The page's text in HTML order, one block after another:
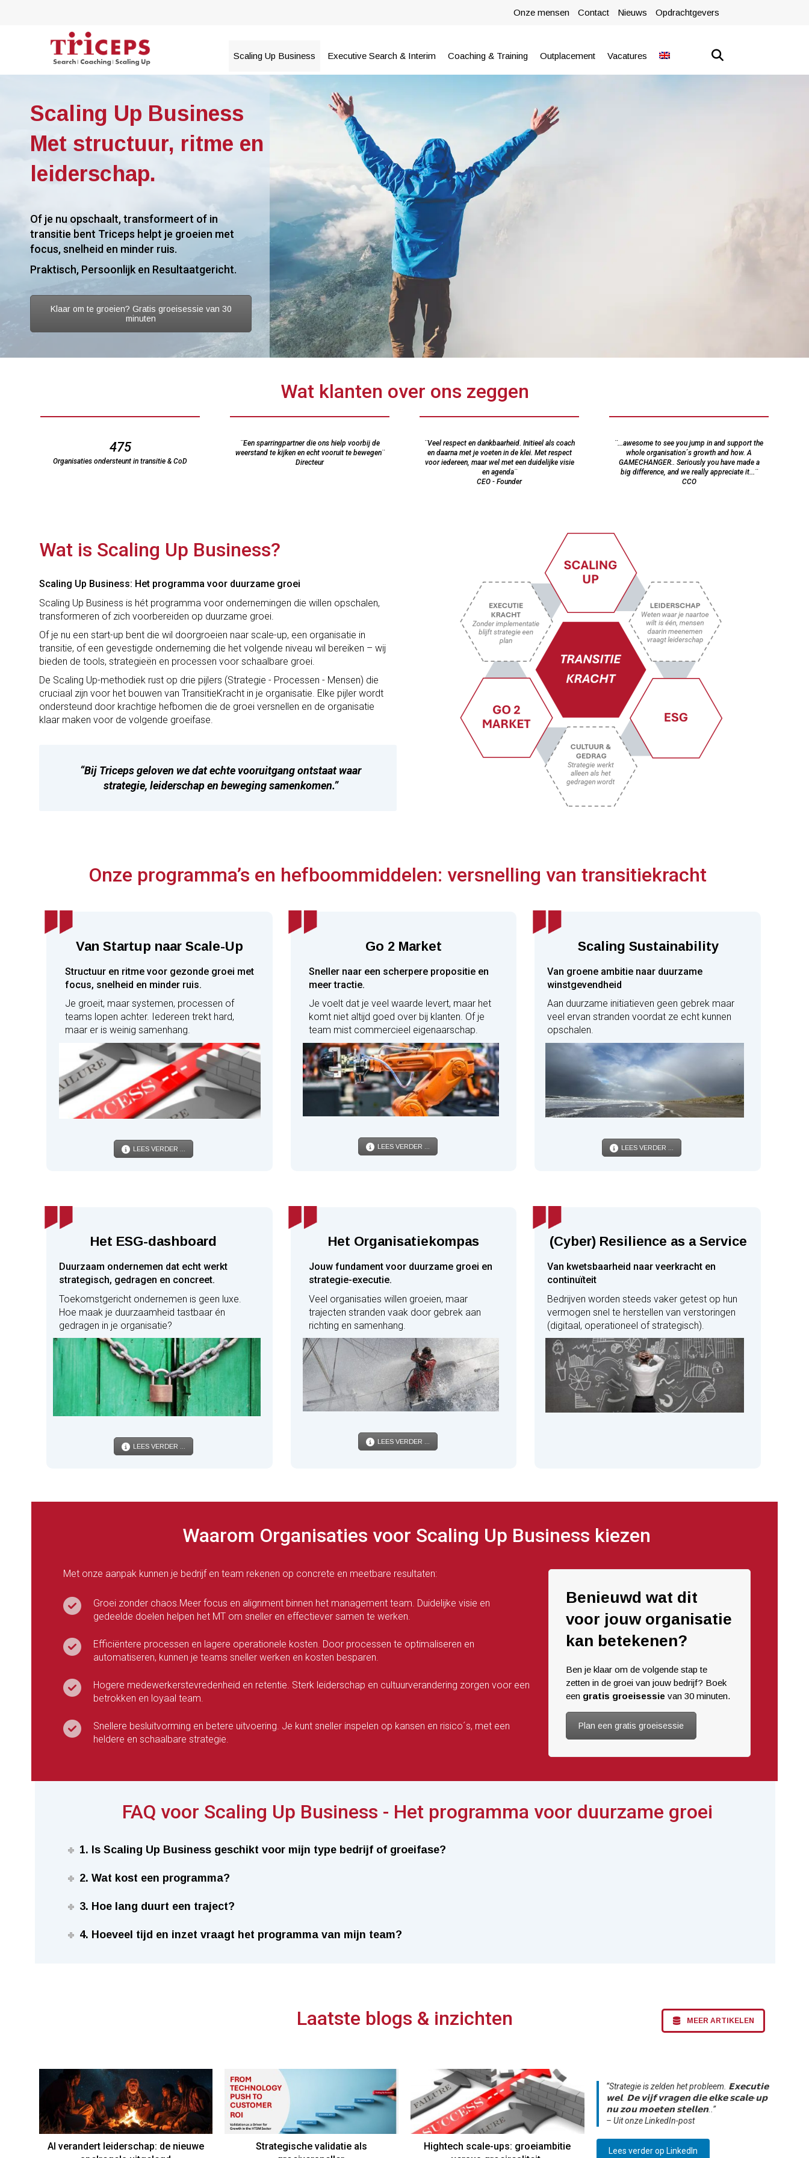
Onze mensen Contact Nieuws Opdrachtgevers
Scaling Up Business Executive Search & Interim Coaching & Training Outplacement Vacatures
Scaling Up Business
Met structuur, ritme en
leiderschap.
Of je nu opschaalt, transformeert of in
transitie bent Triceps helpt je groeien met
focus, snelheid en minder ruis.
Praktisch, Persoonlijk en Resultaatgericht.
Klaar om te groeien? Gratis groeisessie van 30
minuten
Wat klanten over ons zeggen
475
Organisaties ondersteunt in transitie & CoD
¨Een sparringpartner die ons hielp voorbij de
weerstand te kijken en echt vooruit te bewegen¨
Directeur
¨Veel respect en dankbaarheid. Initieel als coach
en daarna met je voeten in de klei. Met respect
voor iedereen, maar wel met een duidelijke visie
en agenda¨
CEO - Founder
¨...awesome to see you jump in and support the
whole organisation´s growth and how. A
GAMECHANGER.. Seriously you have made a
big difference, and we really appreciate it...¨
CCO
Wat is Scaling Up Business?
Scaling Up Business: Het programma voor duurzame groei
Scaling Up Business is hét programma voor ondernemingen die willen opschalen,
transformeren of zich voorbereiden op duurzame groei.
Of je nu een start-up bent die wil doorgroeien naar scale-up, een organisatie in
transitie, of een gevestigde onderneming die het volgende niveau wil bereiken – wij
bieden de tools, strategieën en processen voor schaalbare groei.
De Scaling Up-methodiek rust op drie pijlers (Strategie - Processen - Mensen) die
cruciaal zijn voor het bouwen van TransitieKracht in je organisatie. Elke pijler wordt
ondersteund door krachtige hefbomen die de groei versnellen en de organisatie
klaar maken voor de volgende groeifase.
“Bij Triceps geloven we dat echte vooruitgang ontstaat waar
strategie, leiderschap en beweging samenkomen.”
Onze programma’s en hefboommiddelen: versnelling van transitiekracht
Van Startup naar Scale-Up
Structuur en ritme voor gezonde groei met
focus, snelheid en minder ruis.
Je groeit, maar systemen, processen of
teams lopen achter. Iedereen trekt hard,
maar er is weinig samenhang.
LEES VERDER ...
Go 2 Market
Sneller naar een scherpere propositie en
meer tractie.
Je voelt dat je veel waarde levert, maar het
komt niet altijd goed over bij klanten. Of je
team mist commercieel eigenaarschap.
LEES VERDER ...
Scaling Sustainability
Van groene ambitie naar duurzame
winstgevendheid
Aan duurzame initiatieven geen gebrek maar
veel ervan stranden voordat ze echt kunnen
opschalen.
LEES VERDER ...
Het ESG-dashboard
Duurzaam ondernemen dat echt werkt
strategisch, gedragen en concreet.
Toekomstgericht ondernemen is geen luxe.
Hoe maak je duurzaamheid tastbaar én
gedragen in je organisatie?
LEES VERDER ...
Het Organisatiekompas
Jouw fundament voor duurzame groei en
strategie-executie.
Veel organisaties willen groeien, maar
trajecten stranden vaak door gebrek aan
richting en samenhang.
LEES VERDER ...
(Cyber) Resilience as a Service
Van kwetsbaarheid naar veerkracht en
continuïteit
Bedrijven worden steeds vaker getest op hun
vermogen snel te herstellen van verstoringen
(digitaal, operationeel of strategisch).
Waarom Organisaties voor Scaling Up Business kiezen
Met onze aanpak kunnen je bedrijf en team rekenen op concrete en meetbare resultaten:
Groei zonder chaos.Meer focus en alignment binnen het management team. Duidelijke visie en
gedeelde doelen helpen het MT om sneller en effectiever samen te werken.
Efficiëntere processen en lagere operationele kosten. Door processen te optimaliseren en
automatiseren, kunnen je teams sneller werken en kosten besparen.
Hogere medewerkerstevredenheid en retentie. Sterk leiderschap en cultuurverandering zorgen voor een
betrokken en loyaal team.
Snellere besluitvorming en betere uitvoering. Je kunt sneller inspelen op kansen en risico´s, met een
heldere en schaalbare strategie.
Benieuwd wat dit
voor jouw organisatie
kan betekenen?
Ben je klaar om de volgende stap te
zetten in de groei van jouw bedrijf? Boek
een gratis groeisessie van 30 minuten.
Plan een gratis groeisessie
FAQ voor Scaling Up Business - Het programma voor duurzame groei
1. Is Scaling Up Business geschikt voor mijn type bedrijf of groeifase?
2. Wat kost een programma?
3. Hoe lang duurt een traject?
4. Hoeveel tijd en inzet vraagt het programma van mijn team?
Laatste blogs & inzichten MEER ARTIKELEN
AI verandert leiderschap: de nieuwe
Strategische validatie als
Hightech scale-ups: groeiambitie
“Strategie is zelden het probleem. 𝗘𝘅𝗲𝗰𝘂𝘁𝗶𝗲
𝘄𝗲𝗹. 𝗗𝗲 𝘃𝗶𝗷𝗳 𝘃𝗿𝗮𝗴𝗲𝗻 𝗱𝗶𝗲 𝗲𝗹𝗸𝗲 𝘀𝗰𝗮𝗹𝗲-𝘂𝗽
𝗻𝘂 𝘇𝗼𝘂 𝗺𝗼𝗲𝘁𝗲𝗻 𝘀𝘁𝗲𝗹𝗹𝗲𝗻..”
– Uit onze LinkedIn-post
Lees verder op LinkedIn